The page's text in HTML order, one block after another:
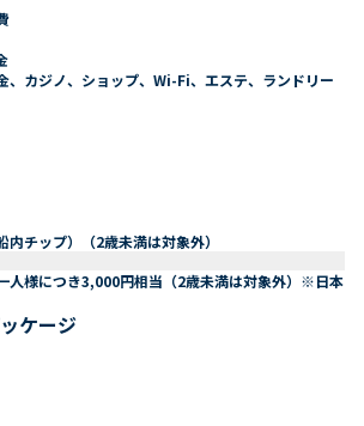
、カジノ、ショップ、Wi-Fi、エステ、ランドリー
チップ）（2歳未満は対象外）
様につき3,000円相当（2歳未満は対象外）※日本
ケージ